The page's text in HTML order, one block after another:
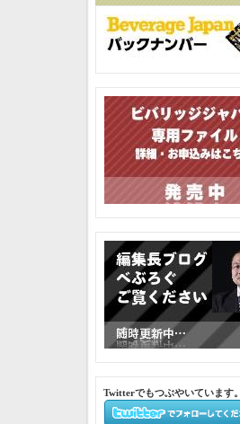
Twitterでもつぶやいています。